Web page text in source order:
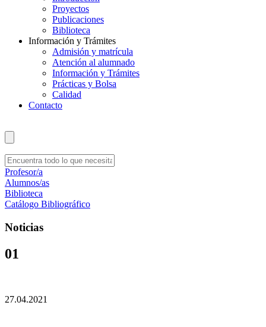
Proyectos
Publicaciones
Biblioteca
Información y Trámites
Admisión y matrícula
Atención al alumnado
Información y Trámites
Prácticas y Bolsa
Calidad
Contacto
Profesor/a
Alumnos/as
Biblioteca
Catálogo Bibliográfico
Noticias
01
27.04.2021